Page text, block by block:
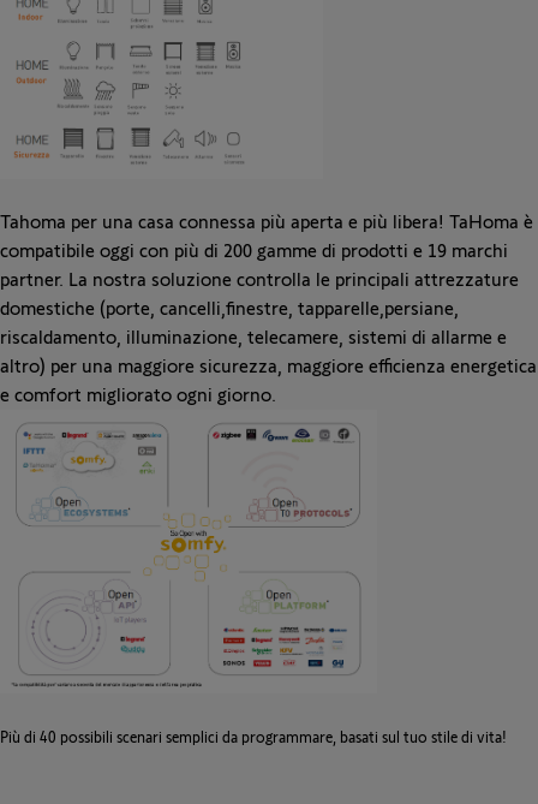
Tahoma per una casa connessa più aperta e più libera! TaHoma è
compatibile oggi con più di 200 gamme di prodotti e 19 marchi
partner. La nostra soluzione controlla le principali attrezzature
domestiche (porte, cancelli,finestre, tapparelle,persiane,
riscaldamento, illuminazione, telecamere, sistemi di allarme e
altro) per una maggiore sicurezza, maggiore efficienza energetica
e comfort migliorato ogni giorno.
Più di 40 possibili scenari semplici da programmare, basati sul tuo stile di vita!